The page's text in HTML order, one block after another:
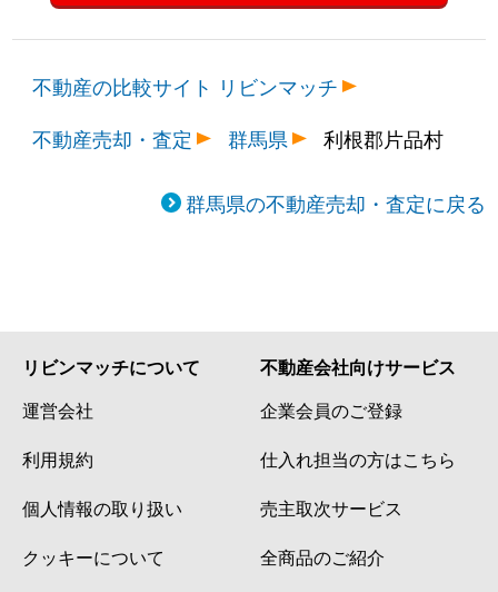
不動産の比較サイト リビンマッチ
不動産売却・査定
群馬県 利根郡片品村
群馬県の不動産売却・査定に戻る
リビンマッチについて
運営会社
利用規約
個人情報の取り扱い
クッキーについて
不動産会社向けサービス
企業会員のご登録
仕入れ担当の方はこちら
売主取次サービス
全商品のご紹介